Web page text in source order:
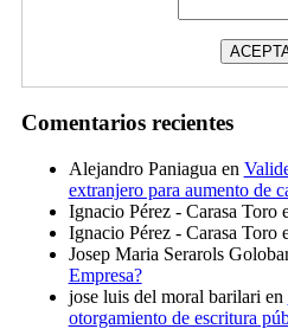
Comentarios recientes
Alejandro Paniagua en
extranjero para aumento de
Ignacio Pérez - Carasa Toro
Ignacio Pérez - Carasa Toro
Josep Maria Serarols
Empresa?
jose luis del moral barilari en
otorgamiento de escritura